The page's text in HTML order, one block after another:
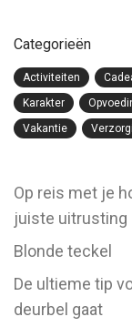
Categorieën
Activiteiten
Karakter
Vakantie
Op reis met je
juiste uitrusting
Blonde teckel
De ultieme tip
deurbel gaat